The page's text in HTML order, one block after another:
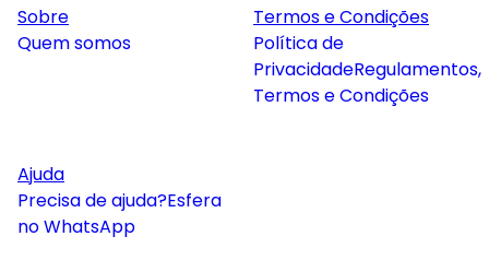
Sobre
Quem somos
Termos e Condições
Política de
PrivacidadeRegulamentos,
Termos e Condições
Ajuda
Precisa de ajuda?Esfera
no WhatsApp